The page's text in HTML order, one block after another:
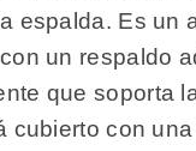
espalda. Es un
un respaldo
que soporta
cubierto con